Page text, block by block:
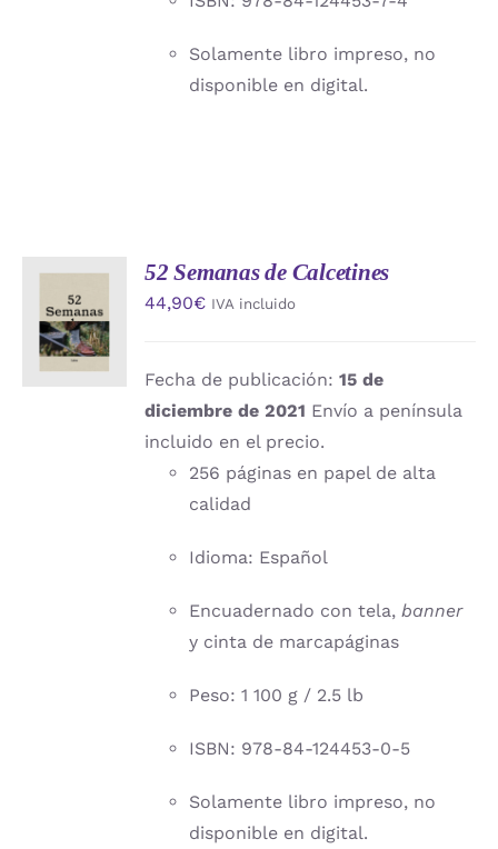
Solamente libro impreso, no
disponible en digital.
AL
CARRITO
/
DETALLES
52 Semanas de Calcetines
44,90€ IVA incluido
Fecha de publicación:15 de
diciembre de 2021 Envío a península
incluido en el precio.
256 páginas en papel de alta
calidad
Idioma: Español
Encuadernado con tela,banner
y cinta de marcapáginas
Peso: 1 100 g / 2.5 lb
ISBN: 978-84-124453-0-5
Solamente libro impreso, no
disponible en digital.